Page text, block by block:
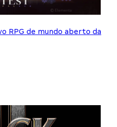
RPG de mundo aberto da